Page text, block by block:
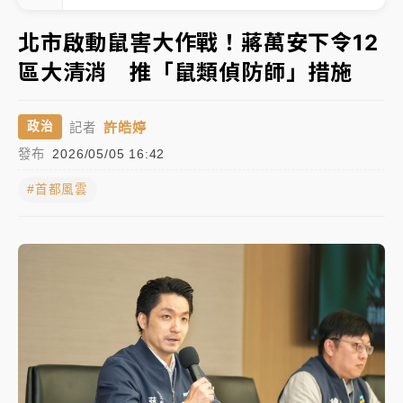
故宮《龍藏經》特展第2檔！今線上預約開賣一度塞車
周六起展出延長至晚上7時
台東農業處長涉圖利渡假村！東檢抗告成功 今重開羈
父親節泡湯了！中颱白海豚雨彈轟3天 「紅到發紫」降
雨熱區曝
台積電殺35元、台股跌近300點 被動元件、低軌衛星
中信慈善基金會想增加董事人數！辜仲諒向法院聲請遭
故宮《龍藏經》特展第2檔！今線上預約開賣一度塞車
周六起展出延長至晚上7時
北市啟動鼠害大作戰！蔣萬安下令12
區大清消 推「鼠類偵防師」措施
政治 記者 許皓婷
發布 2026/05/05 16:42
#首都風雲